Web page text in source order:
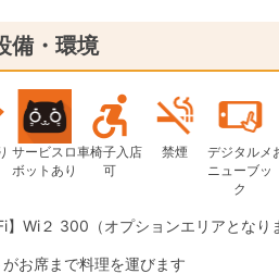
備・環境
サービスロ
ボットあり
車椅子入店
可
禁煙
デジタルメ
ニューブッ
ク
】Wi２ 300（オプションエリアとな
お席まで料理を運びます